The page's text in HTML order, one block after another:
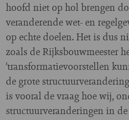
hoofd niet op hol brengen
veranderende wet- en
op echte doelen. Het is dus
zoals de Rijksbouwmeester
‘transformatievoorstellen
de grote
is vooral de vraag hoe wij,
structuurveranderingen in